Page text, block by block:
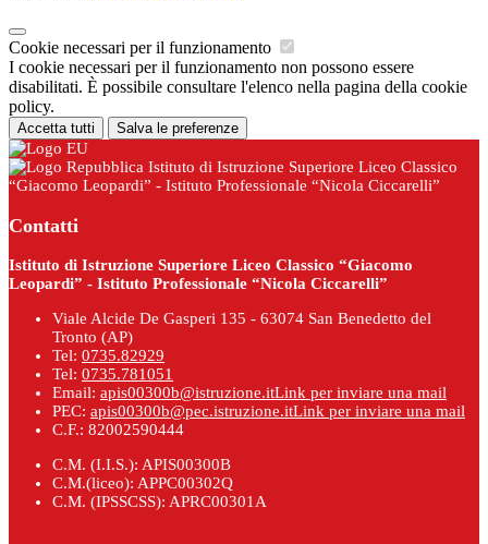
Cookie necessari per il funzionamento
I cookie necessari per il funzionamento non possono essere
disabilitati. È possibile consultare l'elenco nella pagina della cookie
policy.
Accetta tutti Salva le preferenze
Istituto di Istruzione Superiore Liceo Classico
“Giacomo Leopardi” - Istituto Professionale “Nicola Ciccarelli”
Contatti
Istituto di Istruzione Superiore Liceo Classico “Giacomo
Leopardi” - Istituto Professionale “Nicola Ciccarelli”
Viale Alcide De Gasperi 135 - 63074 San Benedetto del
Tronto (AP)
Tel: 0735.82929
Tel: 0735.781051
Email: apis00300b@istruzione.itLink per inviare una mail
PEC: apis00300b@pec.istruzione.itLink per inviare una mail
C.F.: 82002590444
C.M. (I.I.S.): APIS00300B
C.M.(liceo): APPC00302Q
C.M. (IPSSCSS): APRC00301A